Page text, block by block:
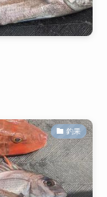
釣果